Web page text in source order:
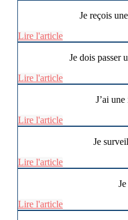
Je reçois
Lire l'article
Je dois passer
Lire l'article
J’ai
Lire l'article
Je
Lire l'article
Lire l'article